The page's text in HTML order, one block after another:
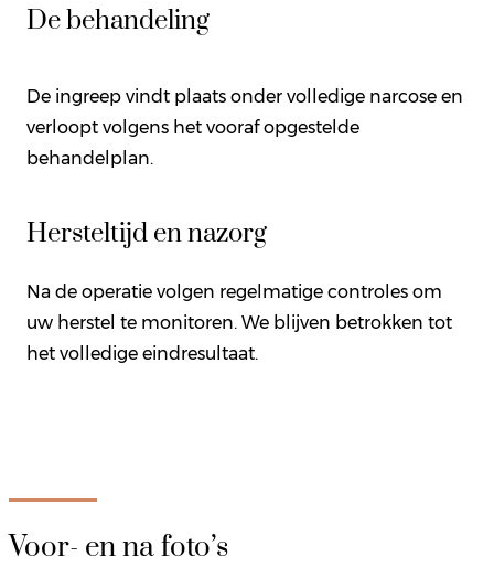
De behandeling
De ingreep vindt plaats onder volledige narcose en
verloopt volgens het vooraf opgestelde
behandelplan.
Hersteltijd en nazorg
Na de operatie volgen regelmatige controles om
uw herstel te monitoren. We blijven betrokken tot
het volledige eindresultaat.
Voor- en na foto’s